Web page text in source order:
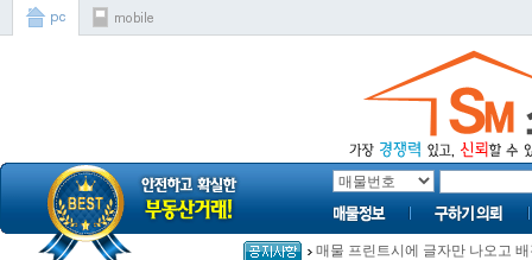
매물 프린트시에 글자만 나오고 배